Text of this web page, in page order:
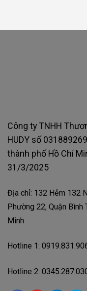
Công ty TNHH
HUDY số
thành phố Hồ Chí
31/3/2025
Địa chỉ: 132 Hẻm 132
Phường 22, Quận Bình
Minh
Hotline 1:
Hotline 2: